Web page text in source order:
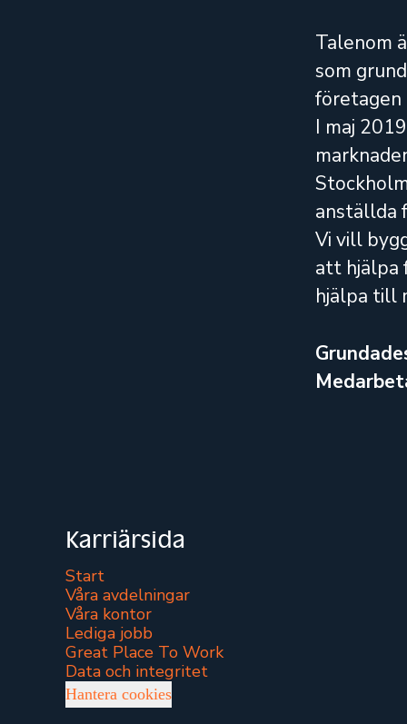
Talenom
som
företagen
I maj
anställda
Vi vill
att hjälpa
hjälpa till
Karriärsida
Start
Våra avdelningar
Våra kontor
Lediga jobb
Great Place To Work
Data och integritet
Hantera cookies